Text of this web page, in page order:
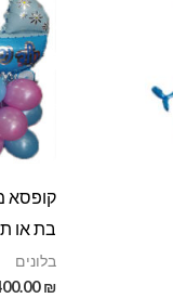
קופסא
בת או
בלונים
₪